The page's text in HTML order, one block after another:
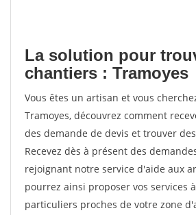
La solution pour
chantiers : Tramoyes
Vous êtes un artisan et vous
Tramoyes, découvrez comment
des demande de devis et trouver
Recevez dès à présent des
rejoignant notre service d'aide aux
pourrez ainsi proposer vos services
particuliers proches de votre zone